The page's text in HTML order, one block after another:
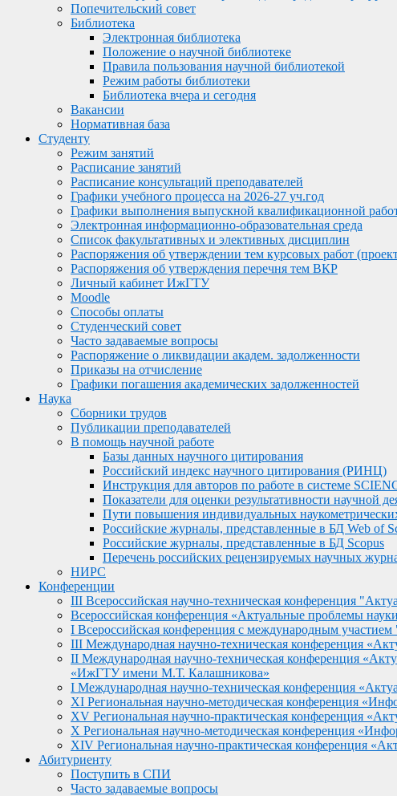
Попечительский совет
Библиотека
Электронная библиотека
Положение о научной библиотеке
Правила пользования научной библиотекой
Режим работы библиотеки
Библиотека вчера и сегодня
Вакансии
Нормативная база
Студенту
Режим занятий
Расписание занятий
Расписание консультаций преподавателей
Графики учебного процесса на 2026-27 уч.год
Графики выполнения выпускной квалификационной
Электронная информационно-образовательная среда
Список факультативных и элективных дисциплин
Распоряжения об утверждении тем курсовых работ
Распоряжения об утверждения перечня тем ВКР
Личный кабинет ИжГТУ
Moodle
Способы оплаты
Студенческий совет
Часто задаваемые вопросы
Распоряжение о ликвидации академ. задолженности
Приказы на отчисление
Графики погашения академических задолженностей
Наука
Сборники трудов
Публикации преподавателей
В помощь научной работе
Базы данных научного цитирования
Российский индекс научного цитирования (РИНЦ)
Инструкция для авторов по работе в системе
Показатели для оценки результативности научной
Пути повышения индивидуальных
Российские журналы, представленные в БД Web of
Российские журналы, представленные в БД Scopus
Перечень российских рецензируемых научных
НИРС
Конференции
III Всероссийская научно-техническая конференция
Всероссийская конференция «Актуальные проблемы
I Всероссийская конференция с международным
III Международная научно-техническая конференция
II Международная научно-техническая конференция
«ИжГТУ имени М.Т. Калашникова»
I Международная научно-техническая конференция
XI Региональная научно-методическая конференция
XV Региональная научно-практическая конференция
X Региональная научно-методическая конференция
XIV Региональная научно-практическая конференция
Абитуриенту
Поступить в СПИ
Часто задаваемые вопросы